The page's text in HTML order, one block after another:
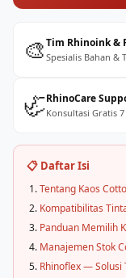
🎨Tim Rhinoink &
Spesialis Bahan &
🦏RhinoCare
Konsultasi Gratis
📋 Daftar Isi
Tentang Kaos
Kompatibilitas
Panduan Memilih
Manajemen Stok
Rhinoflex — Solusi